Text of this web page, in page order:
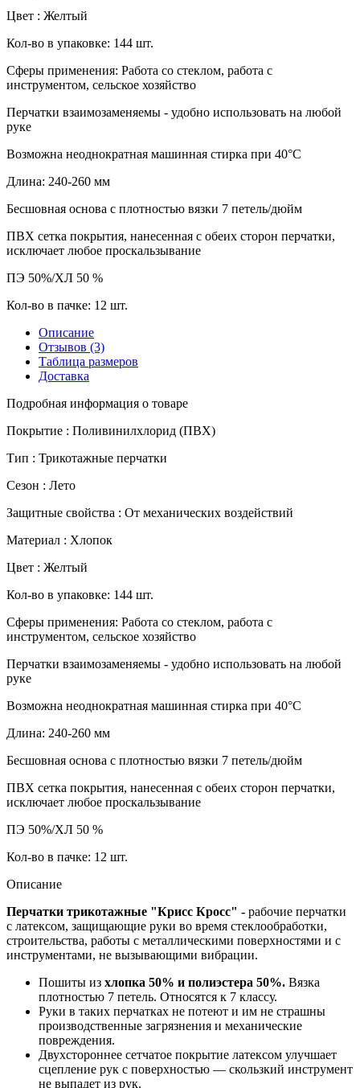
Цвет : Желтый
Кол-во в упаковке: 144 шт.
Сферы применения: Работа со стеклом, работа с
инструментом, сельское хозяйство
Перчатки взаимозаменяемы - удобно использовать на любой
руке
Возможна неоднократная машинная стирка при 40°С
Длина: 240-260 мм
Бесшовная основа с плотностью вязки 7 петель/дюйм
ПВХ сетка покрытия, нанесенная с обеих сторон перчатки,
исключает любое проскальзывание
ПЭ 50%/ХЛ 50 %
Кол-во в пачке: 12 шт.
Описание
Отзывов (3)
Таблица размеров
Доставка
Подробная информация о товаре
Покрытие : Поливинилхлорид (ПВХ)
Тип : Трикотажные перчатки
Сезон : Лето
Защитные свойства : От механических воздействий
Материал : Хлопок
Цвет : Желтый
Кол-во в упаковке: 144 шт.
Сферы применения: Работа со стеклом, работа с
инструментом, сельское хозяйство
Перчатки взаимозаменяемы - удобно использовать на любой
руке
Возможна неоднократная машинная стирка при 40°С
Длина: 240-260 мм
Бесшовная основа с плотностью вязки 7 петель/дюйм
ПВХ сетка покрытия, нанесенная с обеих сторон перчатки,
исключает любое проскальзывание
ПЭ 50%/ХЛ 50 %
Кол-во в пачке: 12 шт.
Описание
Перчатки трикотажные "Крисс Кросс" - рабочие перчатки
с латексом, защищающие руки во время стеклообработки,
строительства, работы с металлическими поверхностями и с
инструментами, не вызывающими вибрации.
Пошиты из хлопка 50% и полиэстера 50%. Вязка
плотностью 7 петель. Относятся к 7 классу.
Руки в таких перчатках не потеют и им не страшны
производственные загрязнения и механические
повреждения.
Двухстороннее сетчатое покрытие латексом улучшает
сцепление рук с поверхностью — скользкий инструмент
не выпадет из рук.